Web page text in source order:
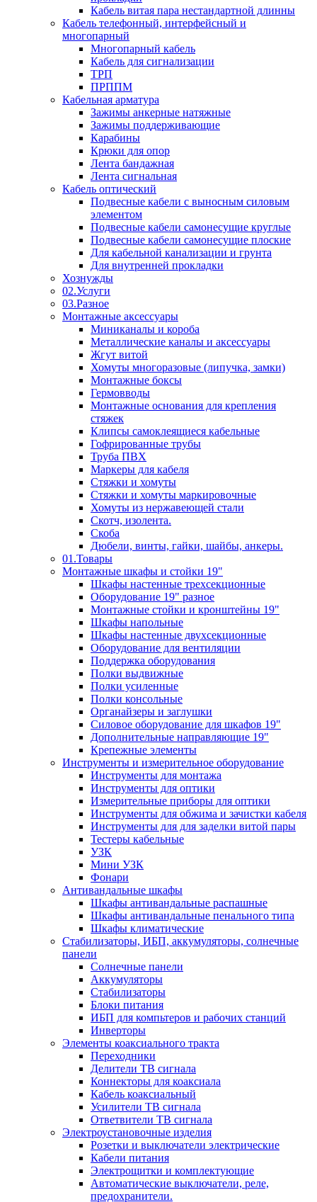
Кабель витая пара нестандартной длинны
Кабель телефонный, интерфейсный и
многопарный
Многопарный кабель
Кабель для сигнализации
ТРП
ПРППМ
Кабельная арматура
Зажимы анкерные натяжные
Зажимы поддерживающие
Карабины
Крюки для опор
Лента бандажная
Лента сигнальная
Кабель оптический
Подвесные кабели с выносным силовым
элементом
Подвесные кабели самонесущие круглые
Подвесные кабели самонесущие плоские
Для кабельной канализации и грунта
Для внутренней прокладки
Хознужды
02.Услуги
03.Разное
Монтажные аксессуары
Миниканалы и короба
Металлические каналы и аксессуары
Жгут витой
Хомуты многоразовые (липучка, замки)
Монтажные боксы
Гермовводы
Монтажные основания для крепления
стяжек
Клипсы самоклеящиеся кабельные
Гофрированные трубы
Труба ПВХ
Маркеры для кабеля
Стяжки и хомуты
Стяжки и хомуты маркировочные
Хомуты из нержавеющей стали
Скотч, изолента.
Скоба
Дюбели, винты, гайки, шайбы, анкеры.
01.Товары
Монтажные шкафы и стойки 19"
Шкафы настенные трехсекционные
Оборудование 19" разное
Монтажные стойки и кронштейны 19"
Шкафы напольные
Шкафы настенные двухсекционные
Оборудование для вентиляции
Поддержка оборудования
Полки выдвижные
Полки усиленные
Полки консольные
Органайзеры и заглушки
Силовое оборудование для шкафов 19"
Дополнительные направляющие 19"
Крепежные элементы
Инструменты и измерительное оборудование
Инструменты для монтажа
Инструменты для оптики
Измерительные приборы для оптики
Инструменты для обжима и зачистки кабеля
Инструменты для для заделки витой пары
Тестеры кабельные
УЗК
Мини УЗК
Фонари
Антивандальные шкафы
Шкафы антивандальные распашные
Шкафы антивандальные пенального типа
Шкафы климатические
Стабилизаторы, ИБП, аккумуляторы, солнечные
панели
Солнечные панели
Аккумуляторы
Стабилизаторы
Блоки питания
ИБП для компьтеров и рабочих станций
Инверторы
Элементы коаксиального тракта
Переходники
Делители ТВ сигнала
Коннекторы для коаксиала
Кабель коаксиальный
Усилители ТВ сигнала
Ответвители ТВ сигнала
Электроустановочные изделия
Розетки и выключатели электрические
Кабели питания
Электрощитки и комплектующие
Автоматические выключатели, реле,
предохранители.